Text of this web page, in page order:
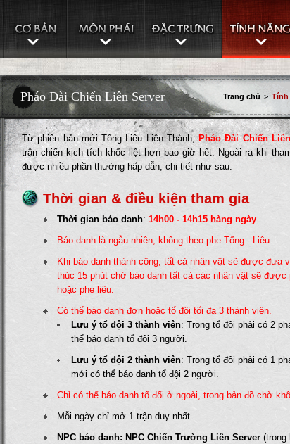
Trang chủ > Tính
Pháo Đài Chiến Liên Server
Từ phiên bản mới Tống Liêu Liên Thành,Pháo Đài Chiến
trận chiến kịch tích khốc liệt hơn bao giờ hết. Ngoài ra khi
được nhiều phần thưởng hấp dẫn, chi tiết như sau:
Thời gian & điều kiện tham gia
Thời gian báo danh: 14h00 - 14h15 hàng ngày.
Báo danh là ngẫu nhiên, không theo phe Tống - Liêu
Khi báo danh thành công, tất cả nhân vật sẽ được đưa
thúc 15 phút chờ báo danh tất cả các nhân vật sẽ được
hoặc phe liêu.
Có thể báo danh đơn hoặc tổ đội tối đa 3 thành viên.
Lưu ý tổ đội 3 thành viên: Trong tổ đội phải có 2
thể báo danh tổ đội 3 người.
Lưu ý tổ đội 2 thành viên: Trong tổ đội phải có 1
mới có thể báo danh tổ đội 2 người.
Chỉ có thể báo danh tổ đổi ở ngoài, trong bản đồ chờ
Mỗi ngày chỉ mở 1 trận duy nhất.
NPC báo danh: NPC Chiến Trường Liên Server (trong